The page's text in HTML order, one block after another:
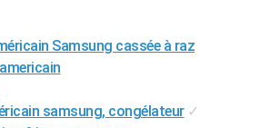
Samsung cassée à raz
samsung, congélateur ✓